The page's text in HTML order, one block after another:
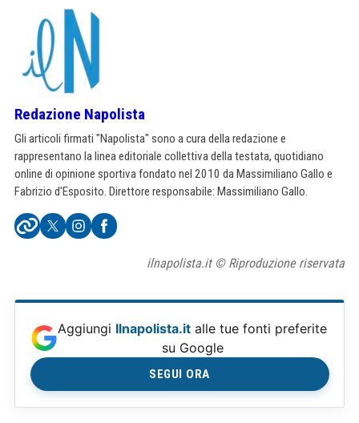
Redazione Napolista
Gli articoli firmati "Napolista" sono a cura della redazione e
rappresentano la linea editoriale collettiva della testata, quotidiano
online di opinione sportiva fondato nel 2010 da Massimiliano Gallo e
Fabrizio d'Esposito. Direttore responsabile: Massimiliano Gallo.
ilnapolista.it © Riproduzione riservata
Aggiungi Ilnapolista.it alle tue fonti preferite
su Google
SEGUI ORA